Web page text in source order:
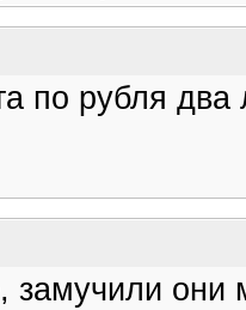
по рубля
замучили они